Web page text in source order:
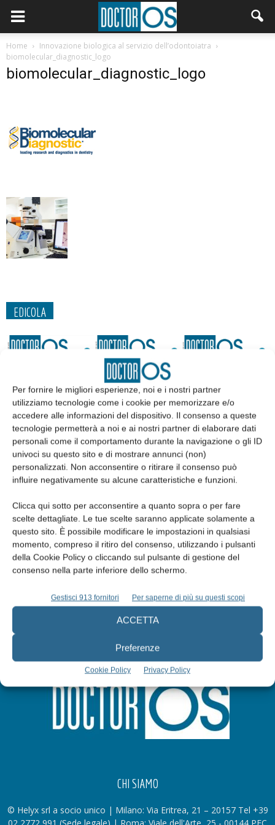
Per fornire le migliori esperienze, noi e i nostri partner
utilizziamo tecnologie come i cookie per memorizzare e/o
accedere alle informazioni del dispositivo. Il consenso a queste
tecnologie permetterà a noi e ai nostri partner di elaborare dati
personali come il comportamento durante la navigazione o gli ID
univoci su questo sito e di mostrare annunci (non)
personalizzati. Non acconsentire o ritirare il consenso può
influire negativamente su alcune caratteristiche e funzioni.
Clicca qui sotto per acconsentire a quanto sopra o per fare
scelte dettagliate. Le tue scelte saranno applicate solamente a
questo sito. È possibile modificare le impostazioni in qualsiasi
momento, compreso il ritiro del consenso, utilizzando i pulsanti
della Cookie Policy o cliccando sul pulsante di gestione del
consenso nella parte inferiore dello schermo.
Gestisci 913 fornitori Per saperne di più su questi scopi
ACCETTA
Preferenze
Cookie Policy Privacy Policy
Home
Innovazione biologica al servizio dell’odontoiatra
biomolecular_diagnostic_logo
biomolecular_diagnostic_logo
EDICOLA
Edicola web
Abbonati
Iscriviti alla newsletter
CHI SIAMO
© Helyx srl a socio unico | Milano: Via Eritrea, 21 – 20157 Tel +39